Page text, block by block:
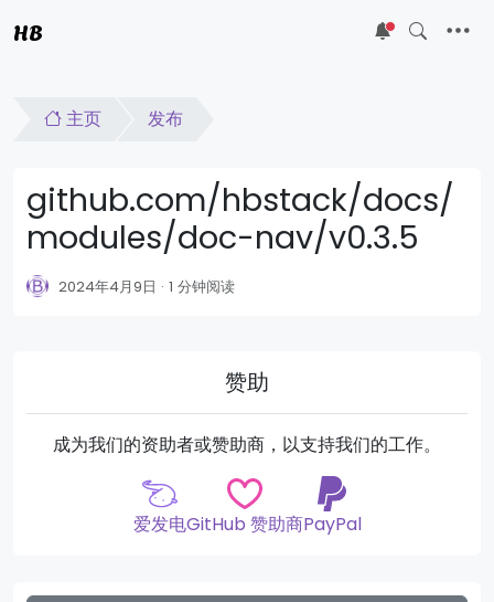
HB 5
主页 发布
github.com/hbstack/docs/
modules/doc-nav/v0.3.5
2024年4月9日 1 分钟阅读
赞助
成为我们的资助者或赞助商，以支持我们的工作。
爱发电GitHub 赞助商PayPal